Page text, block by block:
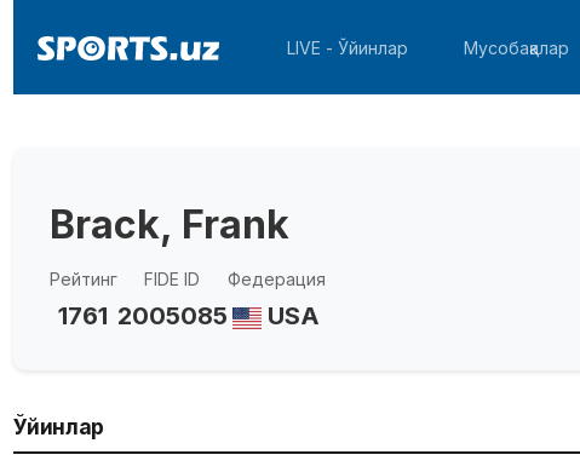
LIVE - Ўйинлар Мусобақалар
Brack, Frank
Рейтинг
1761
FIDE ID
2005085
Федерация
USA
Ўйинлар